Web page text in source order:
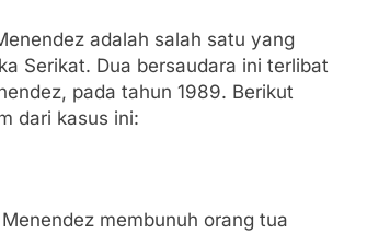
adalah salah satu yang
Serikat. Dua bersaudara ini terlibat
pada tahun 1989. Berikut
dari kasus ini:
membunuh orang tua